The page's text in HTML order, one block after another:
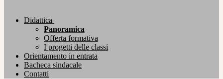
Didattica
Panoramica
Offerta formativa
I progetti delle classi
Orientamento in entrata
Bacheca sindacale
Contatti